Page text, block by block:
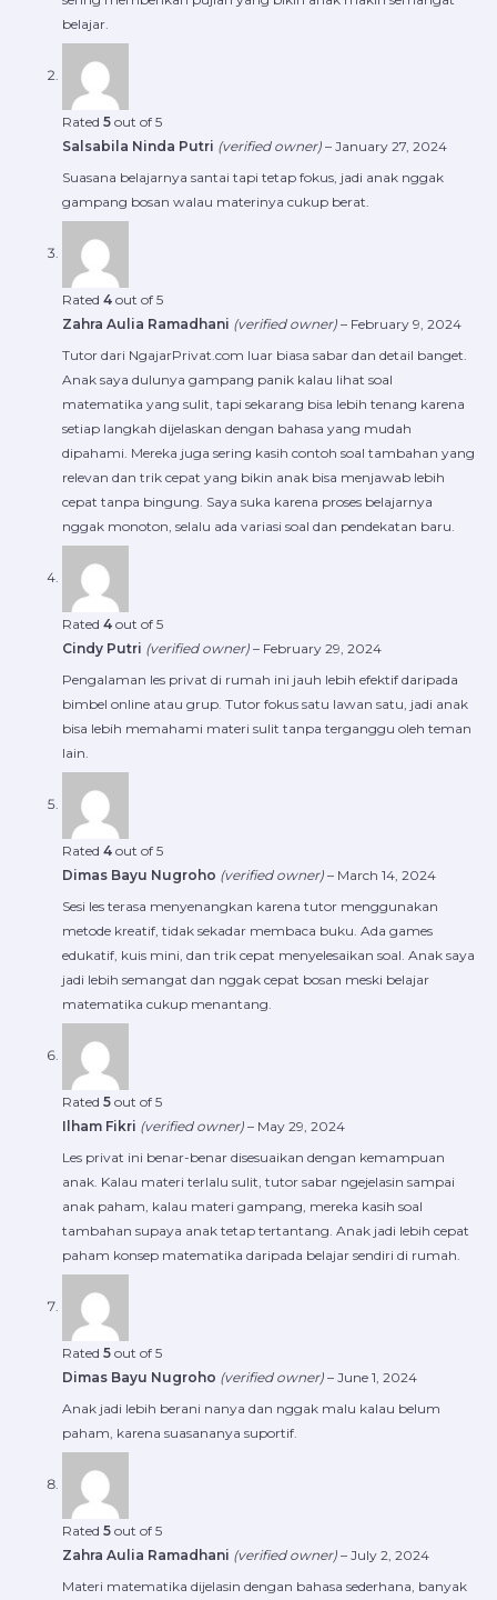
belajar.
Rated 5 out of 5
Salsabila Ninda Putri (verified owner) – January 27, 2024
Suasana belajarnya santai tapi tetap fokus, jadi anak nggak
gampang bosan walau materinya cukup berat.
Rated 4 out of 5
Zahra Aulia Ramadhani (verified owner) – February 9, 2024
Tutor dari NgajarPrivat.com luar biasa sabar dan detail banget.
Anak saya dulunya gampang panik kalau lihat soal
matematika yang sulit, tapi sekarang bisa lebih tenang karena
setiap langkah dijelaskan dengan bahasa yang mudah
dipahami. Mereka juga sering kasih contoh soal tambahan yang
relevan dan trik cepat yang bikin anak bisa menjawab lebih
cepat tanpa bingung. Saya suka karena proses belajarnya
nggak monoton, selalu ada variasi soal dan pendekatan baru.
Rated 4 out of 5
Cindy Putri (verified owner) – February 29, 2024
Pengalaman les privat di rumah ini jauh lebih efektif daripada
bimbel online atau grup. Tutor fokus satu lawan satu, jadi anak
bisa lebih memahami materi sulit tanpa terganggu oleh teman
lain.
Rated 4 out of 5
Dimas Bayu Nugroho (verified owner) – March 14, 2024
Sesi les terasa menyenangkan karena tutor menggunakan
metode kreatif, tidak sekadar membaca buku. Ada games
edukatif, kuis mini, dan trik cepat menyelesaikan soal. Anak saya
jadi lebih semangat dan nggak cepat bosan meski belajar
matematika cukup menantang.
Rated 5 out of 5
Ilham Fikri (verified owner) – May 29, 2024
Les privat ini benar-benar disesuaikan dengan kemampuan
anak. Kalau materi terlalu sulit, tutor sabar ngejelasin sampai
anak paham, kalau materi gampang, mereka kasih soal
tambahan supaya anak tetap tertantang. Anak jadi lebih cepat
paham konsep matematika daripada belajar sendiri di rumah.
Rated 5 out of 5
Dimas Bayu Nugroho (verified owner) – June 1, 2024
Anak jadi lebih berani nanya dan nggak malu kalau belum
paham, karena suasananya suportif.
Rated 5 out of 5
Zahra Aulia Ramadhani (verified owner) – July 2, 2024
Materi matematika dijelasin dengan bahasa sederhana, banyak